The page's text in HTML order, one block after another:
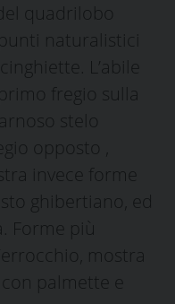
quadrilobo
naturalistici
L’abile
fregio sulla
stelo
opposto ,
invece forme
ghibertiano, ed
Forme più
mostra
palmette e